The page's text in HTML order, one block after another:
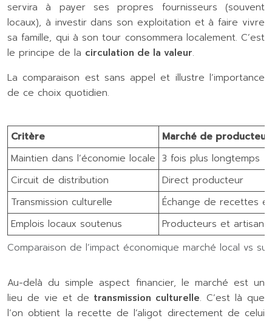
servira à payer ses propres fournisseurs (souvent
locaux), à investir dans son exploitation et à faire vivre
sa famille, qui à son tour consommera localement. C’est
le principe de la circulation de la valeur.
La comparaison est sans appel et illustre l’importance
de ce choix quotidien.
Comparaison de l’impact économique marché local vs
Critère
Marché de
Maintien dans l’économie locale 3 fois plus longtemps
Circuit de distribution
Direct producteur
Transmission culturelle
Échange de recettes
Emplois locaux soutenus
Producteurs et
Au-delà du simple aspect financier, le marché est un
lieu de vie et de transmission culturelle. C’est là que
l’on obtient la recette de l’aligot directement de celui